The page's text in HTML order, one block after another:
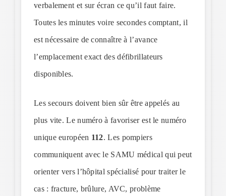
verbalement et sur écran ce qu’il faut faire.
Toutes les minutes voire secondes comptant, il
est nécessaire de connaître à l’avance
l’emplacement exact des défibrillateurs
disponibles.
Les secours doivent bien sûr être appelés au
plus vite. Le numéro à favoriser est le numéro
unique européen 112. Les pompiers
communiquent avec le SAMU médical qui peut
orienter vers l’hôpital spécialisé pour traiter le
cas : fracture, brûlure, AVC, problème